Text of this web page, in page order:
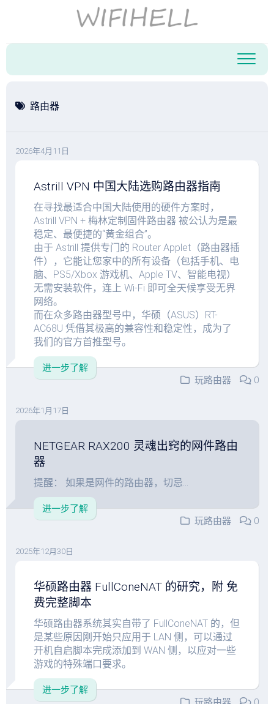
容
路由器
2026年4月11日
Astrill VPN 中国大陆选购路由器指南
在寻找最适合中国大陆使用的硬件方案时，
Astrill VPN + 梅林定制固件路由器 被公认为是最
稳定、最便捷的“黄金组合”。
由于 Astrill 提供专门的 Router Applet（路由器插
件），它能让您家中的所有设备（包括手机、电
脑、PS5/Xbox 游戏机、Apple TV、智能电视）
无需安装软件，连上 Wi-Fi 即可全天候享受无界
网络。
而在众多路由器型号中，华硕（ASUS）RT-
AC68U 凭借其极高的兼容性和稳定性，成为了
我们的官方首推型号。
进一步了解
玩路由器
0
2026年1月17日
NETGEAR RAX200 灵魂出窍的网件路由
器
提醒： 如果是网件的路由器，切忌...
进一步了解
玩路由器
0
2025年12月30日
华硕路由器 FullConeNAT 的研究，附 免
费完整脚本
华硕路由器系统其实自带了 FullConeNAT 的，但
是某些原因刚开始只应用于 LAN 侧，可以通过
开机自启脚本完成添加到 WAN 侧，以应对一些
游戏的特殊端口要求。
进一步了解